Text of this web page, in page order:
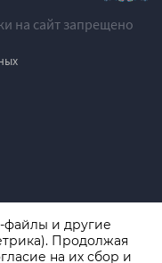
на сайт запрещено
файлы и другие
Продолжая
на их сбор и